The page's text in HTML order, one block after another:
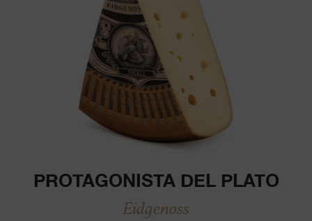
PROTAGONISTA DEL PLATO
Eidgenoss